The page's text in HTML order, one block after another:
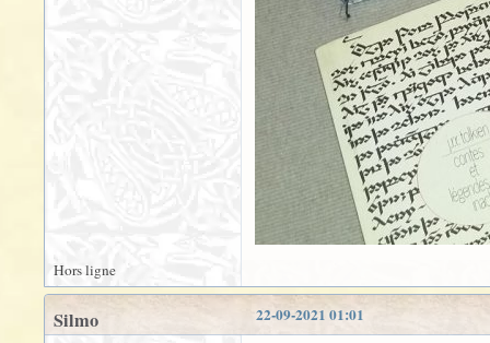
Hors ligne
22-09-2021 01:01
Silmo